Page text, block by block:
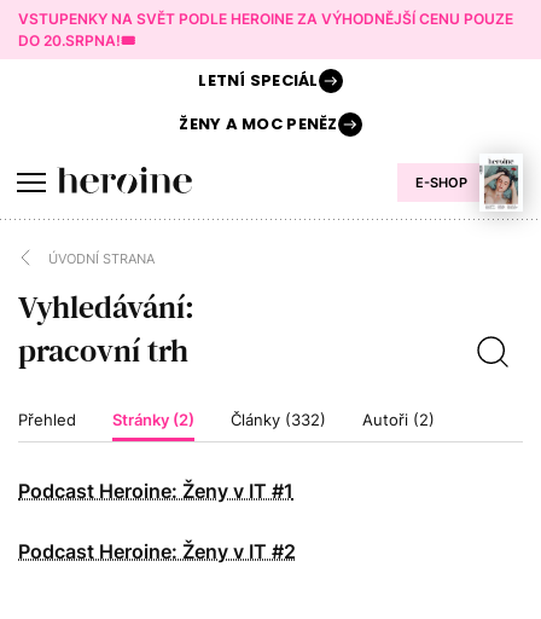
VSTUPENKY NA SVĚT PODLE HEROINE ZA VÝHODNĚJŠÍ CENU POUZE
DO 20.SRPNA!🎟️
E-SHOP
LETNÍ SPECIÁL
ŽENY AMOC PENĚZ
ÚVODNÍ STRANA
Vyhledávání:
Přehled Stránky (2) Články (332) Autoři (2)
Podcast Heroine: Ženy v IT #1
Podcast Heroine: Ženy v IT #2